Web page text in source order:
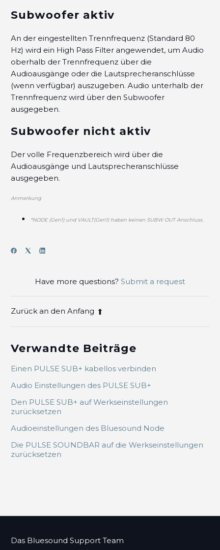
Subwoofer aktiv
An der eingestellten Trennfrequenz (Standard 80
Hz) wird ein High Pass Filter angewendet, um Audio
oberhalb der Trennfrequenz über die
Audioausgänge oder die Lautsprecheranschlüsse
(wenn verfügbar) auszugeben. Audio unterhalb der
Trennfrequenz wird über den Subwoofer
ausgegeben.
Subwoofer nicht aktiv
Der volle Frequenzbereich wird über die
Audioausgänge und Lautsprecheranschlüsse
ausgegeben.
Anmerkung
*NODE (Gen1) und VAULT(Gen1) haben keinen SUBW OUT Anschluss.
Have more questions? Submit a request
Zurück an den Anfang
Verwandte Beiträge
Einen PULSE SUB+ kabellos verbinden
Audio Einstellungen des PULSE SUB+
Den PULSE SUB+ auf Werkseinstellungen
zurücksetzen
Audioeinstellungen des Bluesound Node
Die PULSE SOUNDBAR auf die Werkseinstellungen
zurücksetzen
Das Bluesound Support Team